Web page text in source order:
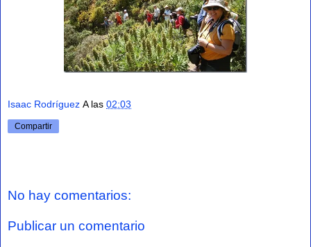
Isaac Rodríguez A las 02:03
Compartir
No hay comentarios:
Publicar un comentario